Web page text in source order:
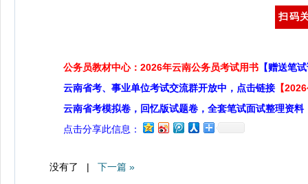
扫码
公务员教材中心：2026年云南公务员考试用书 【赠送笔
云南省考、事业单位考试交流群开放中，点击链接 【
云南省考模拟卷，回忆版试题卷，全套笔试面试整理资料
点击分享此信息：
没有了 | 下一篇 »